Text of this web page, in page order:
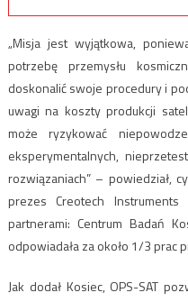
„Misja jest wyjątkowa,
potrzebę przemysłu
doskonalić swoje procedury i
uwagi na koszty produkcji
może ryzykować
eksperymentalnych,
rozwiązaniach” – powiedział,
prezes Creotech
partnerami: Centrum Badań
odpowiadała za około 1/3 prac
Jak dodał Kosiec, OPS-SAT